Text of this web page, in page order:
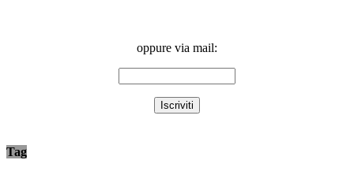
oppure via mail:
Tag